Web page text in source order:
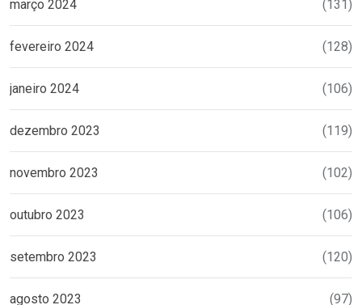
março 2024 (131)
fevereiro 2024 (128)
janeiro 2024 (106)
dezembro 2023 (119)
novembro 2023 (102)
outubro 2023 (106)
setembro 2023 (120)
agosto 2023 (97)